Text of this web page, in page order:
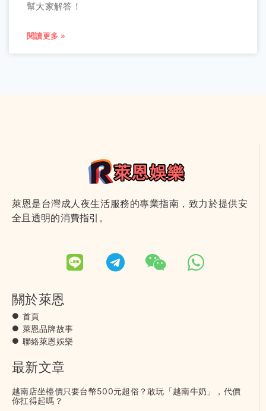
幫大家解答！
閱讀更多 »
萊恩是台灣成人夜生活服務的專業指南，致力於提供安
全且透明的消費指引。
關於萊恩
首頁
萊恩品牌故事
聯絡萊恩娛樂
最新文章
越南店坐檯價只要台幣500元超俗？敢玩「越南牛奶」，代價
你扛得起嗎？